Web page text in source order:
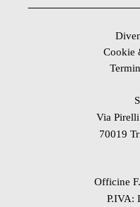
Cookie
Via
70019
Officine
P.IVA: